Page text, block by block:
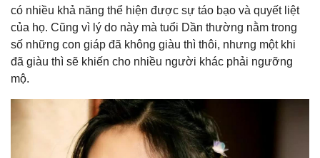
có nhiều khả năng thể hiện được sự táo bạo và quyết liệt
của họ. Cũng vì lý do này mà tuổi Dần thường nằm trong
số những con giáp đã không giàu thì thôi, nhưng một khi
đã giàu thì sẽ khiến cho nhiều người khác phải ngưỡng
mộ.